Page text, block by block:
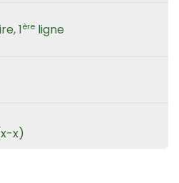
1ère ligne
x)